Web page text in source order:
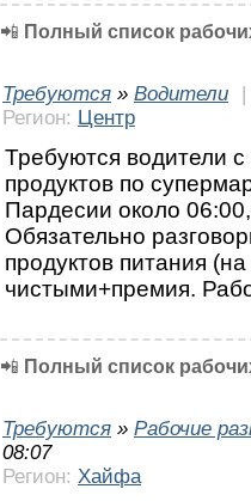
📲 Полный список
Требуются » Водители
|
Регион: Центр
Требуются водители
продуктов по
Пардесии около
Обязательно
продуктов питания
чистыми+премия.
📲 Полный список
Требуются » Рабочие
08:07
Регион: Хайфа